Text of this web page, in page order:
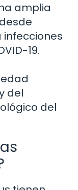
amplia
19.
del
del